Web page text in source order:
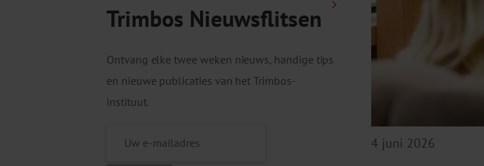
Trimbos Nieuwsflitsen
Ontvang elke twee weken nieuws, handige tips
en nieuwe publicaties van het Trimbos-
instituut.
4 juni 2026